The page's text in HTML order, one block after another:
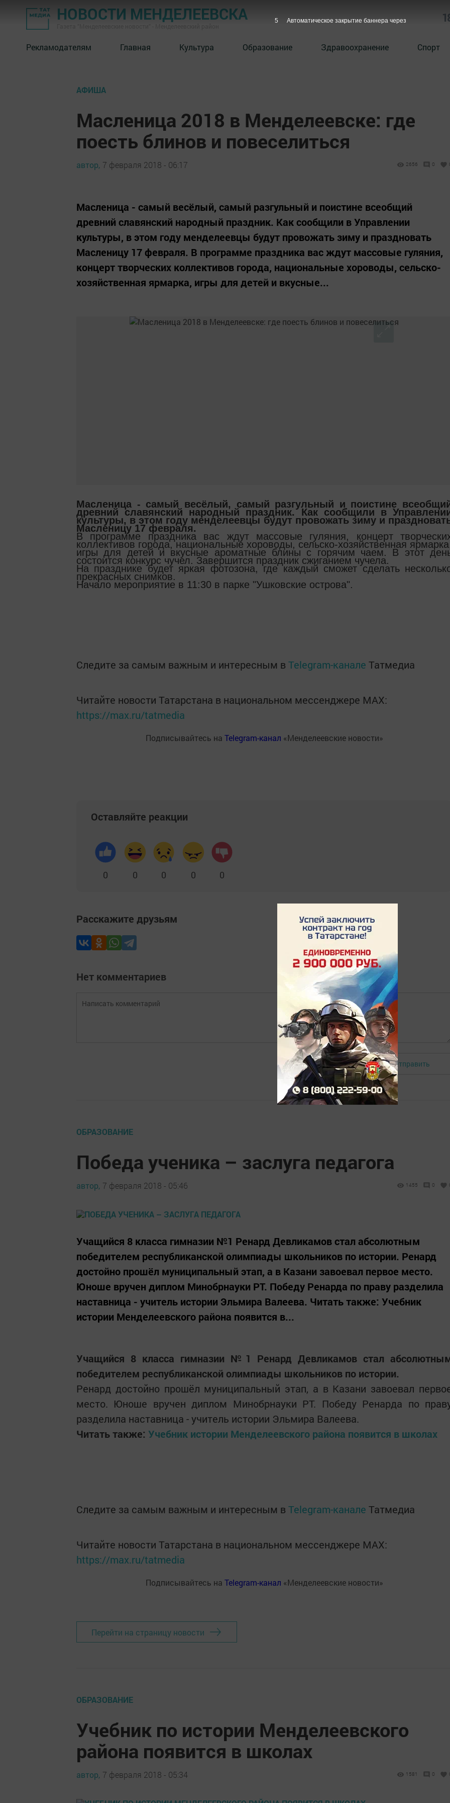
НОВОСТИ МЕНДЕЛЕЕВСКА
Рекламодателям Главная Культура Образование Здравоохранение Спорт
АФИША
Масленица 2018 в Менделеевске: где
поесть блинов и повеселиться
автор, 7 февраля 2018 - 06:17 2656 0
Масленица - самый весёлый, самый разгульный и поистине всеобщий
древний славянский народный праздник. Как сообщили в Управлении
культуры, в этом году менделеевцы будут провожать зиму и праздновать
Масленицу 17 февраля. В программе праздника вас ждут массовые гуляния,
концерт творческих коллективов города, национальные хороводы, сельско-
хозяйственная ярмарка, игры для детей и вкусные...
Масленица - самый весёлый, самый разгульный и поистине
древний славянский народный праздник. Как сообщили в
культуры, в этом году менделеевцы будут провожать зиму и
Масленицу 17 февраля.
В программе праздника вас ждут массовые гуляния, концерт
коллективов города, национальные хороводы, сельско-хозяйственная
игры для детей и вкусные ароматные блины с горячим чаем. В этот
состоится конкурс чучел. Завершится праздник сжиганием чучела.
На празднике будет яркая фотозона, где каждый сможет сделать
прекрасных снимков.
Начало мероприятие в 11:30 в парке "Ушковские острова".
Следите за самым важным и интересным в Telegram-канале Татмедиа
Читайте новости Татарстана в национальном мессенджере MАХ:
https://max.ru/tatmedia
Подписывайтесь на Telegram-канал «Менделеевские новости»
Оставляйте реакции
0 0 0 0 0
Расскажите друзьям
Нет комментариев
Авторизоваться Отправить
ОБРАЗОВАНИЕ
Победа ученика – заслуга педагога
автор, 7 февраля 2018 - 05:46 1455 0
Учащийся 8 класса гимназии №1 Ренард Девликамов стал абсолютным
победителем республиканской олимпиады школьников по истории. Ренард
достойно прошёл муниципальный этап, а в Казани завоевал первое место.
Юноше вручен диплом Минобрнауки РТ. Победу Ренарда по праву разделила
наставница - учитель истории Эльмира Валеева. Читать также: Учебник
истории Менделеевского района появится в...
Учащийся 8 класса гимназии №1 Ренард Девликамов стал
победителем республиканской олимпиады школьников по истории.
Ренард достойно прошёл муниципальный этап, а в Казани завоевал
место. Юноше вручен диплом Минобрнауки РТ. Победу Ренарда по
разделила наставница - учитель истории Эльмира Валеева.
Читать также: Учебник истории Менделеевского района появится в школах
Следите за самым важным и интересным в Telegram-канале Татмедиа
Читайте новости Татарстана в национальном мессенджере MАХ:
https://max.ru/tatmedia
Подписывайтесь на Telegram-канал «Менделеевские новости»
Перейти на страницу новости
ОБРАЗОВАНИЕ
Учебник по истории Менделеевского
района появится в школах
автор, 7 февраля 2018 - 05:34 1581 0
4 Автоматическое закрытие баннера через